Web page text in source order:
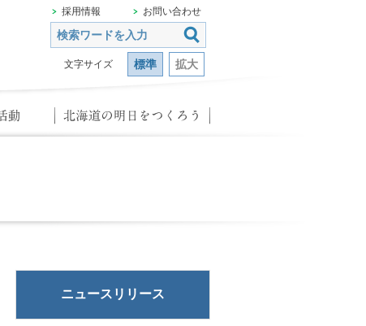
文字サイズ 標準 拡大
採用情報 お問い合わせ
ニュースリリース